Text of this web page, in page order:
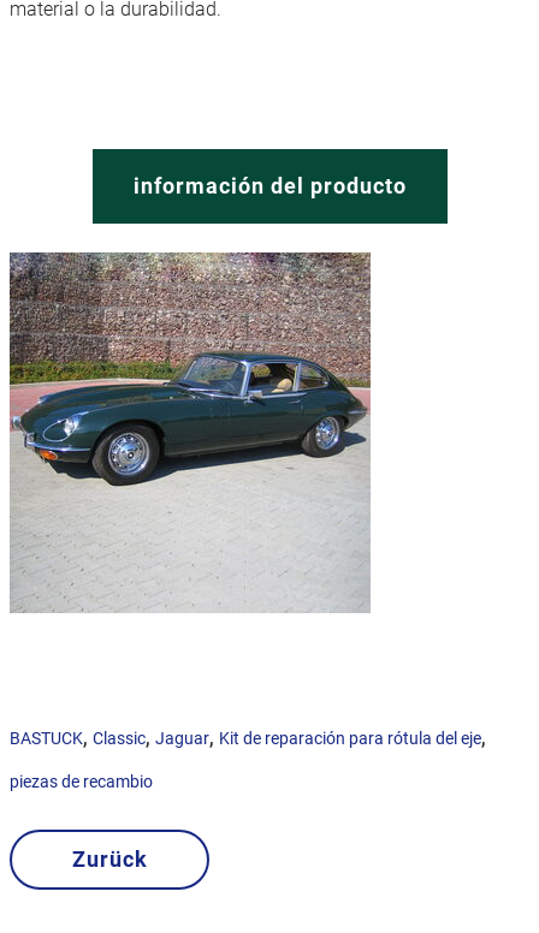
material o la durabilidad.
información del producto
BASTUCK, Classic, Jaguar, Kit de reparación para rótula del eje,
piezas de recambio
Zurück